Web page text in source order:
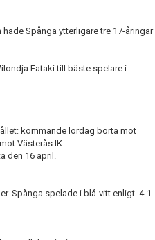
Spånga ytterligare tre 17-åringar
Fataki till bäste spelare i
kommande lördag borta mot
Västerås IK.
den 16 april.
Spånga spelade i blå-vitt enligt 4-1-